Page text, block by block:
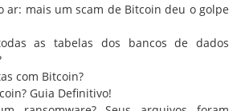
ar: mais um scam de Bitcoin deu o golpe
as tabelas dos bancos de dados
com Bitcoin?
Guia Definitivo!